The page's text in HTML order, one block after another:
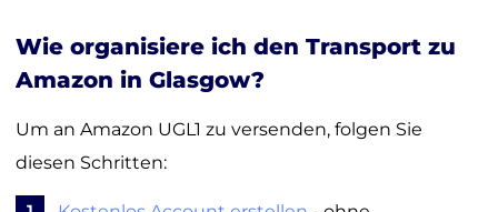
Wie organisiere ich den Transport zu
Amazon in Glasgow?
Um an Amazon UGL1 zu versenden, folgen Sie
diesen Schritten: